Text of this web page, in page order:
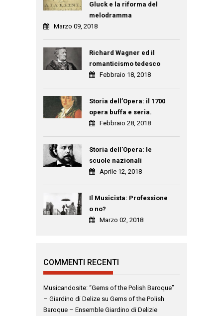
Gluck e la riforma del
melodramma
Marzo 09, 2018
Richard Wagner ed il
romanticismo tedesco
Febbraio 18, 2018
Storia dell’Opera: il 1700
opera buffa e seria.
Febbraio 28, 2018
Storia dell’Opera: le
scuole nazionali
Aprile 12, 2018
Il Musicista: Professione
o no?
Marzo 02, 2018
COMMENTI RECENTI
Musicandosite: “Gems of the Polish Baroque”
– Giardino di Delize su Gems of the Polish
Baroque – Ensemble Giardino di Delizie